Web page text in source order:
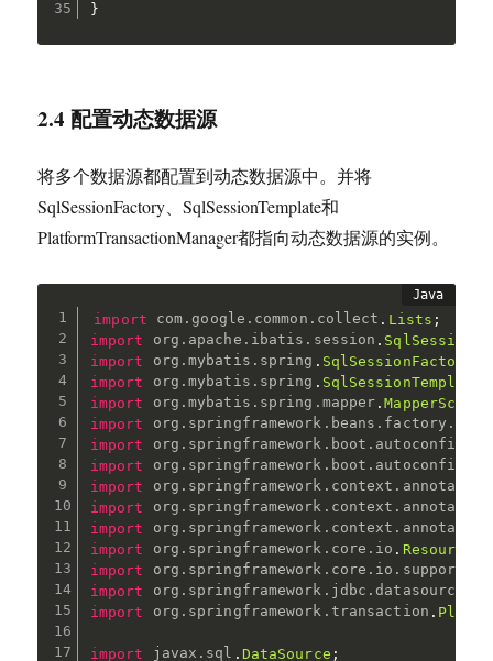
}
2.4 配置动态数据源
将多个数据源都配置到动态数据源中。并将
SqlSessionFactory、SqlSessionTemplate和
PlatformTransactionManager都指向动态数据源的实例。
import com .google . common . collect . Lists ;
import
org . apache . ibatis . session .
import
org .mybatis . spring .
import
org .mybatis . spring . SqlSessionTemplate
import
org .mybatis . spring . mapper .
import
org . springframework . beans . factory .
import
org . springframework . boot . autoconfigure
import
org . springframework . boot . autoconfigure
import
org . springframework . context . annotation
import
org . springframework . context . annotation
import
org . springframework . context . annotation
import
org . springframework . core . io . Resource
import
org . springframework . core . io . support
import
org . springframework . jdbc .datasource
import
org . springframework . transaction .
import javax . sql . DataSource ;